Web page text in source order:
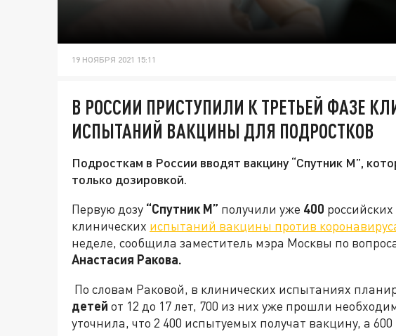
19 НОЯБРЯ 2021 15:11
В РОССИИ ПРИСТУПИЛИ К ТРЕТЬЕЙ ФАЗЕ
ИСПЫТАНИЙ ВАКЦИНЫ ДЛЯ ПОДРОСТКОВ
Подросткам в России вводят вакцину “Спутник М”,
только дозировкой.
Первую дозу “Спутник М” получили уже 400
клинических испытаний вакцины против
неделе, сообщила заместитель мэра Москвы по
Анастасия Ракова.
По словам Раковой, в клинических испытаниях
детей от 12 до 17 лет, 700 из них уже прошли
уточнила, что 2 400 испытуемых получат вакцину, а